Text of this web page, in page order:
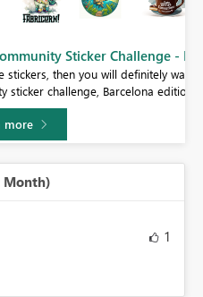
- Barcelona 2026
definitely want to check out our
edition!
Month)
1